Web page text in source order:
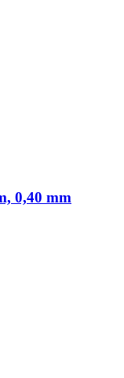
0,40 mm